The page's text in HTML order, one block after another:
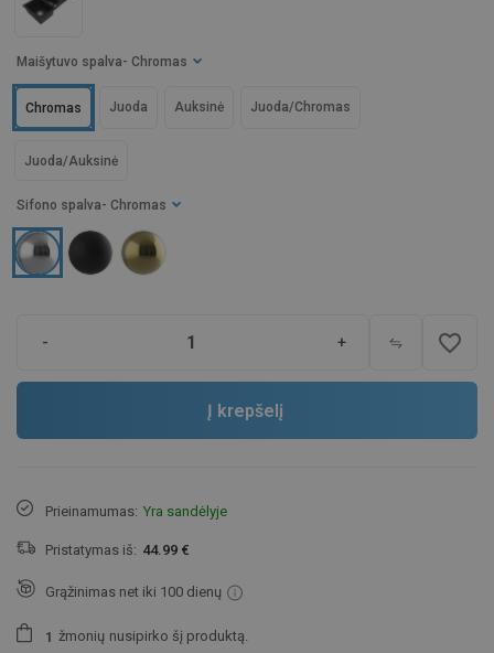
Sifono spalva - Chromas
Maišytuvo spalva - Chromas
Juoda
Chromas Auksinė Juoda/Chromas
Juoda/Auksinė
- + favorite_border
Į krepšelį
Prieinamumas: Yra sandėlyje
Pristatymas iš: 44.99 €
Grąžinimas net iki 100 dienų
1 žmonių nusipirko šį produktą.